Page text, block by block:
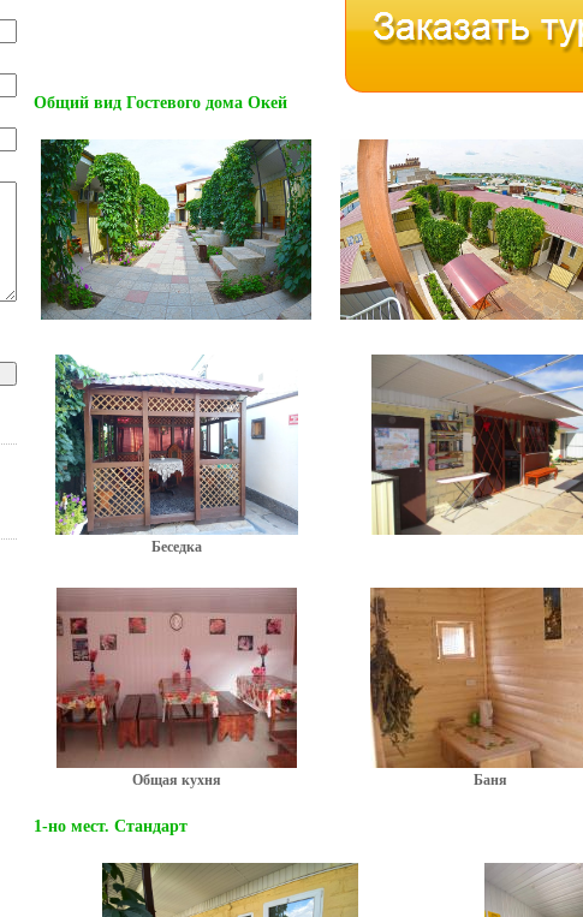
Общий вид Гостевого дома Окей
Беседка
Общая кухня Баня
1-но мест. Стандарт